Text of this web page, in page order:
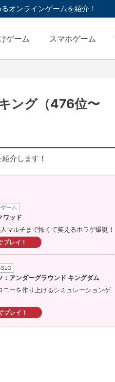
オンラインゲームを紹介！
ゲーム スマホゲーム
ング（476位〜
介します！
ーム
ワッド
マルチまで怖くて笑えるホラゲ爆誕！
プレイ！
：アンダーグラウンド キングダム
ニーを作り上げるシミュレーションゲ
プレイ！